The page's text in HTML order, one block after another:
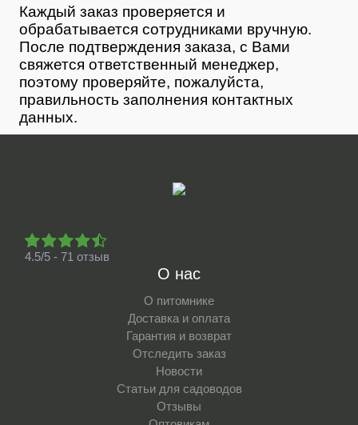
Каждый заказ проверяется и
обрабатывается сотрудниками вручную.
После подтверждения заказа, с Вами
свяжется ответственный менеджер,
поэтому проверяйте, пожалуйста,
правильность заполнения контактных
данных.
4.5/5 - 71 отзыв
О нас
О питомнике
Доставка и оплата
Гарантия и возврат
Отследить заказ
Новости
Статьи для садоводов
Отзывы